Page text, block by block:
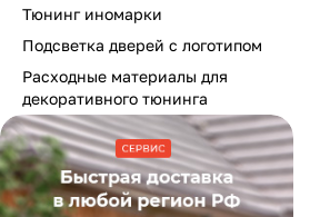
Тюнинг иномарки
Подсветка дверей с логотипом
Расходные материалы для
декоративного тюнинга